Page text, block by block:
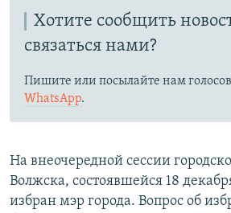
Хотите сообщить
связаться нами?
Пишите или посылайте нам
WhatsApp.
На внеочередной сессии
Волжска, состоявшейся 18
избран мэр города. Вопрос об